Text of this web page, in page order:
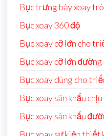
Bục trưng bày xoay
Bục xoay 360 độ
Bục xoay cỡ lớn cho
Bục xoay cỡ lớn
Bục xoay dùng cho
Bục xoay sân khấu
Bục xoay sân khấu